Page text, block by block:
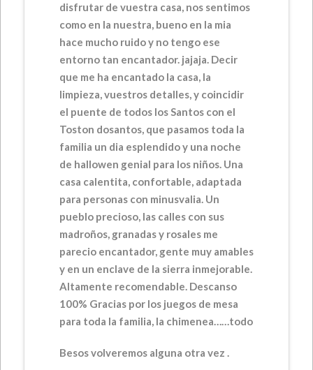
disfrutar de vuestra casa, nos sentimos
como en la nuestra, bueno en la mia
hace mucho ruido y no tengo ese
entorno tan encantador. jajaja. Decir
que me ha encantado la casa, la
limpieza, vuestros detalles, y coincidir
el puente de todos los Santos con el
Toston dosantos, que pasamos toda la
familia un dia esplendido y una noche
de hallowen genial para los niños. Una
casa calentita, confortable, adaptada
para personas con minusvalia. Un
pueblo precioso, las calles con sus
madroños, granadas y rosales me
parecio encantador, gente muy amables
y en un enclave de la sierra inmejorable.
Altamente recomendable. Descanso
100% Gracias por los juegos de mesa
para toda la familia, la chimenea……todo
Besos volveremos alguna otra vez .